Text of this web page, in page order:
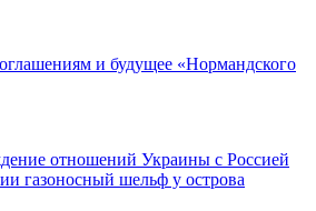
и будущее «Нормандского
отношений Украины с Россией
газоносный шельф у острова